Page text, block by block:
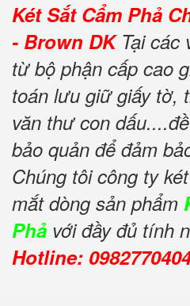
Két Sắt Cẩm Phả
- Brown DK Tại các
từ bộ phận cấp cao
toán lưu giữ giấy tờ,
văn thư con
bảo quản để đảm
Chúng tôi công ty
mắt dòng sản phẩm
Phả với đầy đủ tính
Hotline: